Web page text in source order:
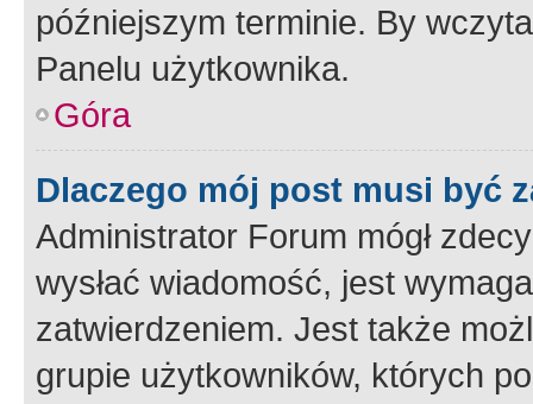
późniejszym terminie. By
Panelu użytkownika.
Góra
Dlaczego mój post musi być
Administrator Forum mógł
wysłać wiadomość, jest
zatwierdzeniem. Jest także
grupie użytkowników, których